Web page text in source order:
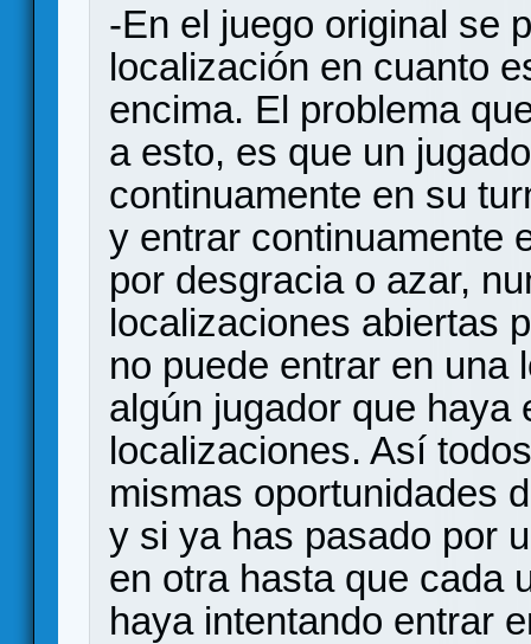
-En el juego original se
localización en cuanto
encima. El problema
a esto, es que un
continuamente en su
y entrar continuamente
por desgracia o azar,
localizaciones abiertas
no puede entrar en una
algún jugador que haya
localizaciones. Así
mismas oportunidades
y si ya has pasado por
en otra hasta que cada
haya intentando entrar